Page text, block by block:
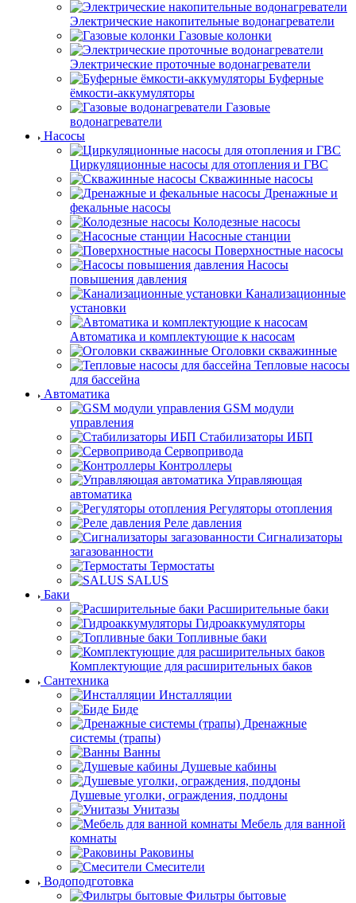
Электрические накопительные водонагреватели
Газовые колонки
Электрические проточные водонагреватели
Буферные
ёмкости-аккумуляторы
Газовые
водонагреватели
Насосы
Циркуляционные насосы для отопления и ГВС
Скважинные насосы
Дренажные и
фекальные насосы
Колодезные насосы
Насосные станции
Поверхностные насосы
Насосы
повышения давления
Канализационные
установки
Автоматика и комплектующие к насосам
Оголовки скважинные
Тепловые насосы
для бассейна
Автоматика
GSM модули
управления
Стабилизаторы ИБП
Сервопривода
Контроллеры
Управляющая
автоматика
Регуляторы отопления
Реле давления
Сигнализаторы
загазованности
Термостаты
SALUS
Баки
Расширительные баки
Гидроаккумуляторы
Топливные баки
Комплектующие для расширительных баков
Сантехника
Инсталляции
Биде
Дренажные
системы (трапы)
Ванны
Душевые кабины
Душевые уголки, ограждения, поддоны
Унитазы
Мебель для ванной
комнаты
Раковины
Смесители
Водоподготовка
Фильтры бытовые